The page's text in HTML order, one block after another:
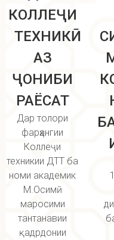
КОЛЛЕҶИ
ТЕХНИКӢ
АЗ
ҶОНИБИ
РАЁСАТ
Дар толори
фарҳангии
Коллеҷи
техникии ДТТ ба
номи академик
М.Осимӣ
маросими
тантанавии
қадрдонии